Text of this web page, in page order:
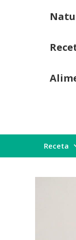
Receta